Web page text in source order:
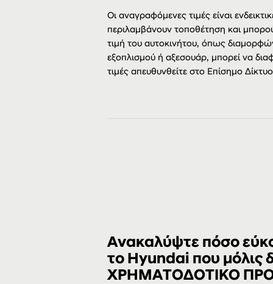
Οι αναγραφόμενες τιμές είναι
περιλαμβάνουν τοποθέτηση και
τιμή του αυτοκινήτου, όπως
εξοπλισμού ή αξεσουάρ, μπορεί να
τιμές απευθυνθείτε στο Επίσημο
Ανακαλύψτε πόσο
το Hyundai που μόλις
ΧΡΗΜΑΤΟΔΟΤΙΚΟ